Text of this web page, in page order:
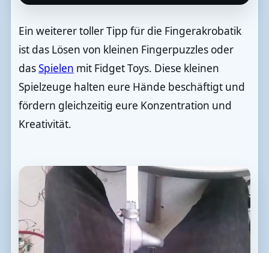
Ein weiterer toller Tipp für die Fingerakrobatik
ist das Lösen von kleinen Fingerpuzzles oder
dasSpielen mit Fidget Toys. Diese kleinen
Spielzeuge halten eure Hände beschäftigt und
fördern gleichzeitig eure Konzentration und
Kreativität.